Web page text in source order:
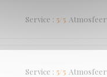
Service : 5/5 Atmosfeer
Service : 5/5 Atmosfeer